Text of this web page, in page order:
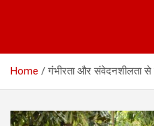
Home गंभीरता और संवेदनशीलता से